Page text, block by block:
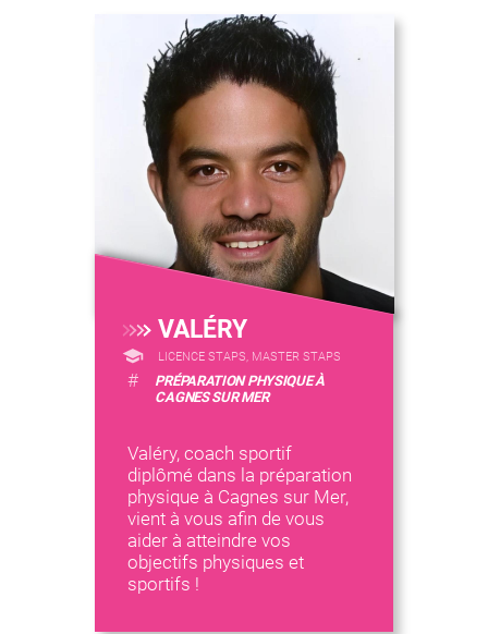
VALÉRY
LICENCE STAPS, MASTER STAPS
#
PRÉPARATION PHYSIQUE À
CAGNES SUR MER
Valéry, coach sportif
diplômé dans la préparation
physique à Cagnes sur Mer,
vient à vous afin de vous
aider à atteindre vos
objectifs physiques et
sportifs !